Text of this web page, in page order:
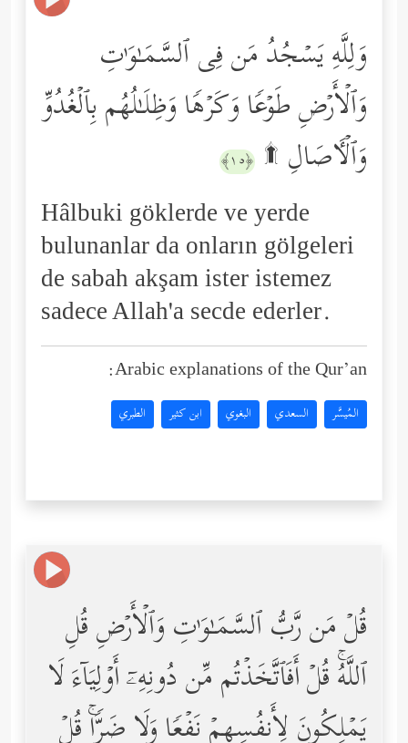
وَلِلَّهِ یَسۡجُدُ مَن فِی ٱلسَّمَـٰوَ ٰ⁠تِ
وَٱلۡأَرۡضِ طَوۡعࣰا وَكَرۡهࣰا وَظِلَـٰلُهُم بِٱلۡغُدُوِّ
وَٱلۡـَٔاصَالِ ۩ ﴿١٥﴾
Hâlbuki göklerde ve yerde
bulunanlar da onların gölgeleri
de sabah akşam ister istemez
sadece Allah'a secde ederler.
Arabic explanations of the Qur’an:
المُيسَّر السعدي البغوي ابن كثير الطبري
قُلۡ مَن رَّبُّ ٱلسَّمَـٰوَ ٰ⁠تِ وَٱلۡأَرۡضِ قُلِ
ٱللَّهُۚ قُلۡ أَفَٱتَّخَذۡتُم مِّن دُونِهِۦۤ أَوۡلِیَاۤءَ لَا
یَمۡلِكُونَ لِأَنفُسِهِمۡ نَفۡعࣰا وَلَا ضَرࣰّاۚ قُلۡ